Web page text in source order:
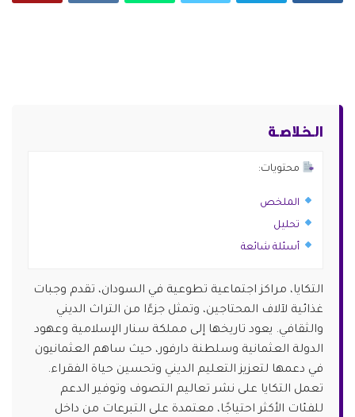
الـخـلاصـة
محتويات:
الملخص
تحليل
أسئلة شائعة
التكايا، مراكز اجتماعية تطوعية في السودان، تقدم وجبات
غذائية لآلاف المحتاجين، وتمثل جزءًا من التراث الديني
والثقافي. يعود تاريخها إلى مملكة سنار الإسلامية وعهود
الدولة العثمانية وسلطنة دارفور، حيث ساهم العثمانيون
في دعمها لتعزيز التعليم الديني وتحسين حياة الفقراء.
تعمل التكايا على نشر تعاليم التصوف وتوفير الدعم
للفئات الأكثر احتياجًا، معتمدة على التبرعات من داخل